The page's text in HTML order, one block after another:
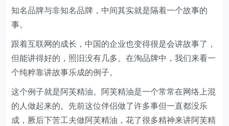
知名品牌与非知名品牌，中间其实就是隔着一个故事的
事。
跟着互联网的成长，中国的企业也变得很是会讲故事了，
但能讲得好的，照旧没有几多。在淘品牌中，我们来看一
个纯粹靠讲故事乐成的例子。
这个例子就是阿芙精油。阿芙精油是一个常常在网络上混
的人做起来的。先前这位伴侣做了许多事但一直都没乐
成，厥后下苦工夫做阿芙精油，花了很多精神来讲阿芙精